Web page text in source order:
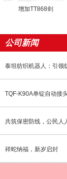
增加TT868剑
公司新闻
泰坦纺织机器人：引领
TQF-K90A单锭自动接
共筑保密防线，公民人
祥蛇纳福，新岁启封